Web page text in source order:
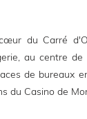
du Carré
au centre
de bureaux
du Casino de